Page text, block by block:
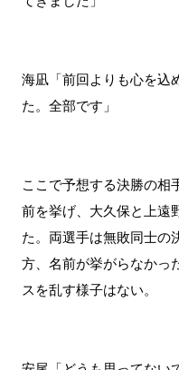
海凪「前回よりも心を込
た。全部です」
ここで予想する決勝の相
前を挙げ、大久保と上遠
た。両選手は無敗同士の
方、名前が挙がらなかっ
スを乱す様子はない。